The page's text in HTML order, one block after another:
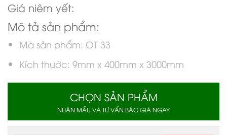
Giá niêm yết:
Mô tả sản phẩm:
Mã sản phẩm: OT 33
Kích thước: 9mm x 400mm x 3000mm
CHỌN SẢN PHẨM
NHẬN MẪU VÀ TƯ VẤN BÁO GIÁ NGAY